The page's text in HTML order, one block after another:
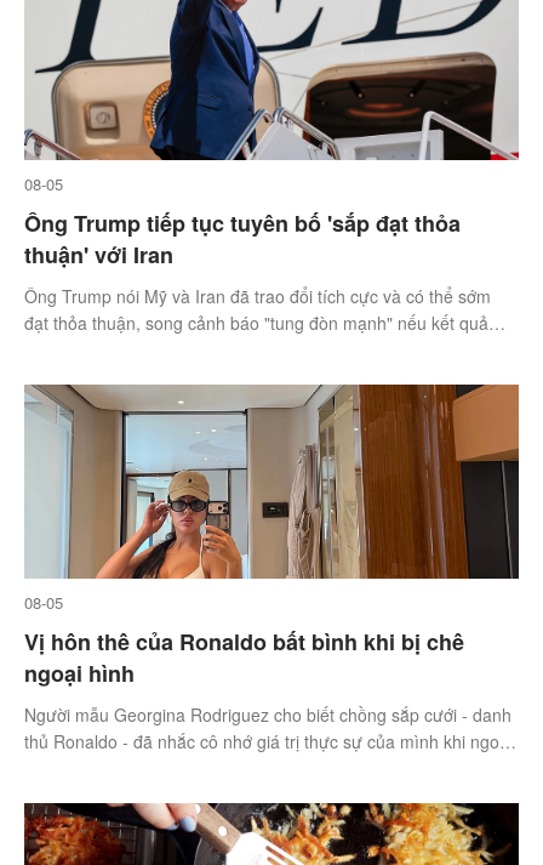
08-05
Ông Trump tiếp tục tuyên bố 'sắp đạt thỏa
thuận' với Iran
Ông Trump nói Mỹ và Iran đã trao đổi tích cực và có thể sớm
đạt thỏa thuận, song cảnh báo "tung đòn mạnh" nếu kết quả
08-05
Vị hôn thê của Ronaldo bất bình khi bị chê
ngoại hình
Người mẫu Georgina Rodriguez cho biết chồng sắp cưới - danh
thủ Ronaldo - đã nhắc cô nhớ giá trị thực sự của mình khi ngoại